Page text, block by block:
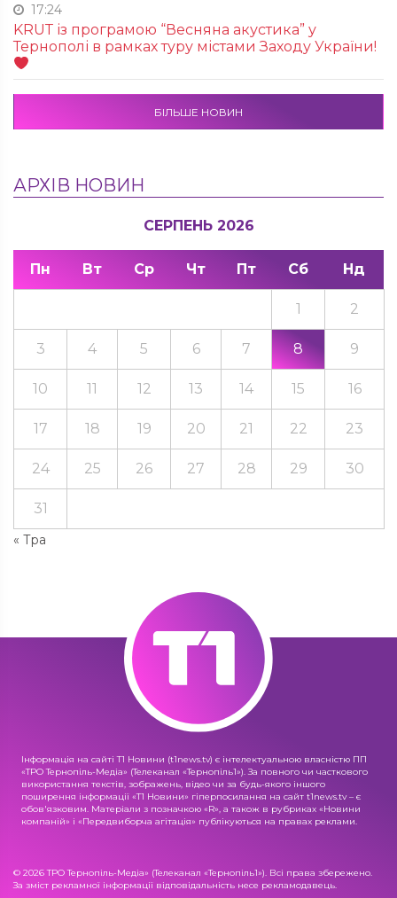
17:24
KRUТ із програмою “Весняна акустика” у
Тернополі в рамках туру містами Заходу України!
БІЛЬШЕ НОВИН
АРХІВ НОВИН
СЕРПЕНЬ 2026
Пн Вт Ср Чт Пт Сб Нд
« Тра
1 2
3 4 5 6 7 8 9
10 11 12 13 14 15 16
17 18 19 20 21 22 23
24 25 26 27 28 29 30
31
Інформація на сайті Т1 Новини (t1news.tv) є інтелектуальною власністю ПП
«ТРО Тернопіль-Медіа» (Телеканал «Тернопіль1»). За повного чи часткового
використання текстів, зображень, відео чи за будь-якого іншого
поширення інформації «Т1 Новини» гіперпосилання на сайт t1news.tv – є
обов'язковим. Матеріали з позначкою «R», а також в рубриках «Новини
компаній» і «Передвиборча агітація» публікуються на правах реклами.
© 2026 ТРО Тернопіль-Медіа» (Телеканал «Тернопіль1»). Всі права збережено.
За зміст рекламної інформації відповідальність несе рекламодавець.